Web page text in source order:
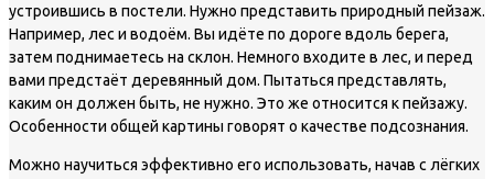
устроившись в постели. Нужно представить природный пейзаж.
Например, лес и водоём. Вы идёте по дороге вдоль берега,
затем поднимаетесь на склон. Немного входите в лес, и перед
вами предстаёт деревянный дом. Пытаться представлять,
каким он должен быть, не нужно. Это же относится к пейзажу.
Особенности общей картины говорят о качестве подсознания.
Можно научиться эффективно его использовать, начав с лёгких